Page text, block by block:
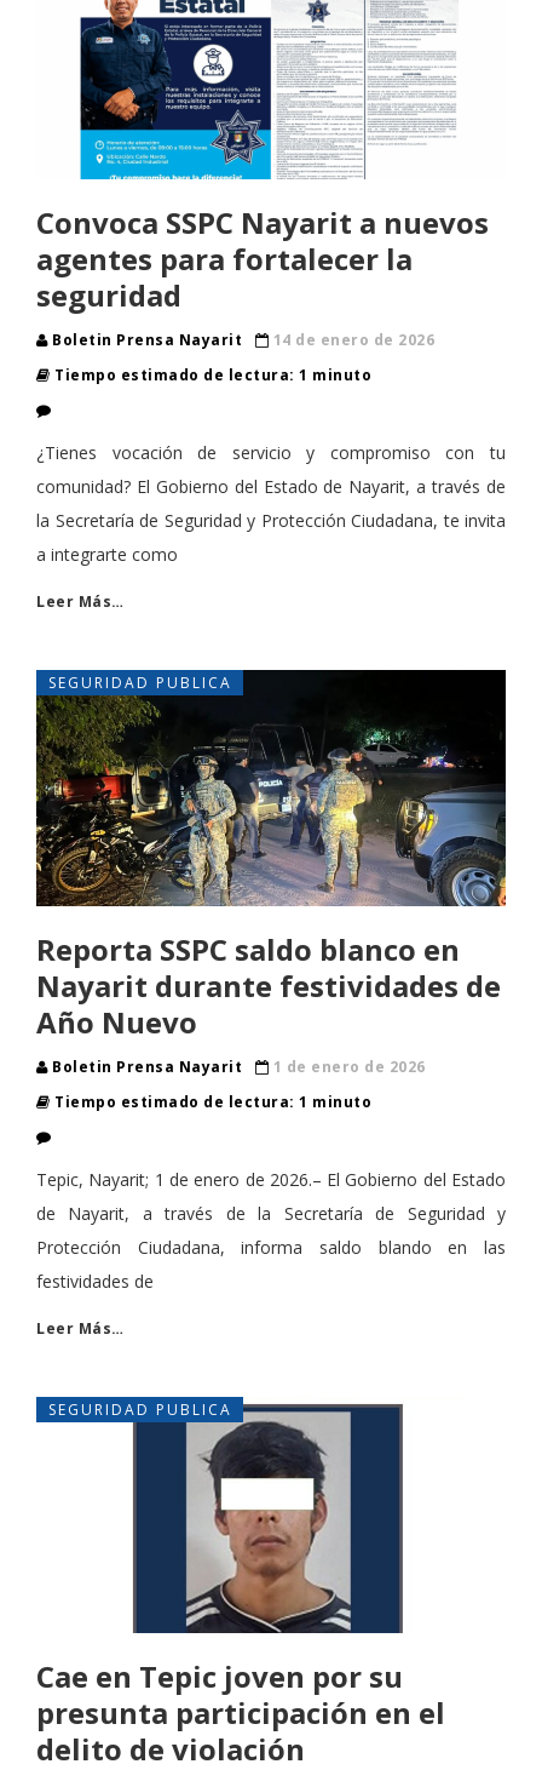
Convoca SSPC Nayarit a nuevos
agentes para fortalecer la
seguridad
Boletin Prensa Nayarit
14 de enero de 2026
Tiempo estimado de lectura: 1 minuto
¿Tienes vocación de servicio y compromiso con tu
comunidad? El Gobierno del Estado de Nayarit, a través de
la Secretaría de Seguridad y Protección Ciudadana, te invita
a integrarte como
Leer Más…
SEGURIDAD PUBLICA
Reporta SSPC saldo blanco en
Nayarit durante festividades de
Año Nuevo
Boletin Prensa Nayarit
1 de enero de 2026
Tiempo estimado de lectura: 1 minuto
Tepic, Nayarit; 1 de enero de 2026.– El Gobierno del Estado
de Nayarit, a través de la Secretaría de Seguridad y
Protección Ciudadana, informa saldo blando en las
festividades de
Leer Más…
SEGURIDAD PUBLICA
Cae en Tepic joven por su
presunta participación en el
delito de violación